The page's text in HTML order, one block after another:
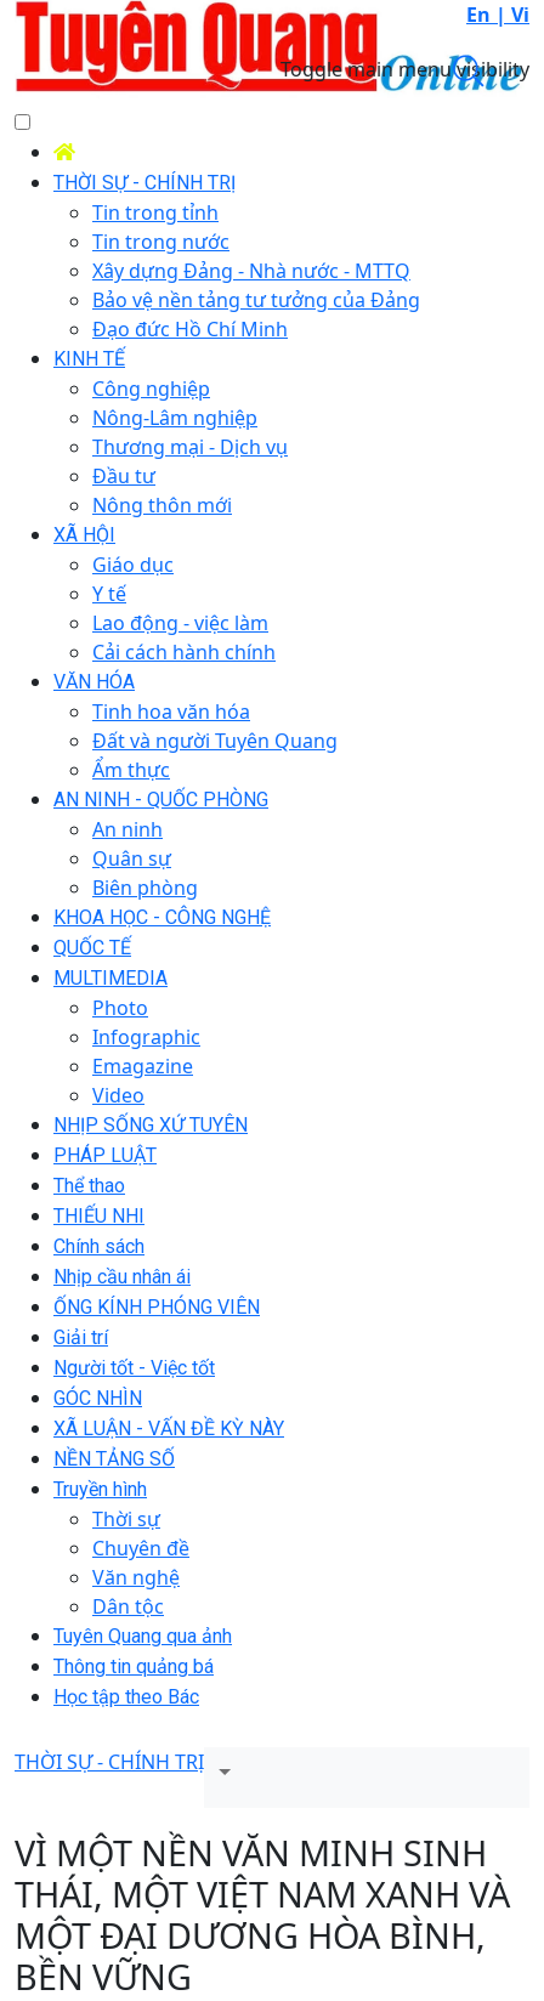
En | Vi
Toggle main menu visibility
THỜI SỰ - CHÍNH TRỊ
Tin trong tỉnh
Tin trong nước
Xây dựng Đảng - Nhà nước - MTTQ
Bảo vệ nền tảng tư tưởng của Đảng
Đạo đức Hồ Chí Minh
KINH TẾ
Công nghiệp
Nông-Lâm nghiệp
Thương mại - Dịch vụ
Đầu tư
Nông thôn mới
XÃ HỘI
Giáo dục
Y tế
Lao động - việc làm
Cải cách hành chính
VĂN HÓA
Tinh hoa văn hóa
Đất và người Tuyên Quang
Ẩm thực
AN NINH - QUỐC PHÒNG
An ninh
Quân sự
Biên phòng
KHOA HỌC - CÔNG NGHỆ
QUỐC TẾ
MULTIMEDIA
Photo
Infographic
Emagazine
Video
NHỊP SỐNG XỨ TUYÊN
PHÁP LUẬT
Thể thao
THIẾU NHI
Chính sách
Nhịp cầu nhân ái
ỐNG KÍNH PHÓNG VIÊN
Giải trí
Người tốt - Việc tốt
GÓC NHÌN
XÃ LUẬN - VẤN ĐỀ KỲ NÀY
NỀN TẢNG SỐ
Truyền hình
Thời sự
Chuyên đề
Văn nghệ
Dân tộc
Tuyên Quang qua ảnh
Thông tin quảng bá
Học tập theo Bác
THỜI SỰ - CHÍNH TRỊ
VÌ MỘT NỀN VĂN MINH SINH
THÁI, MỘT VIỆT NAM XANH VÀ
MỘT ĐẠI DƯƠNG HÒA BÌNH,
BỀN VỮNG